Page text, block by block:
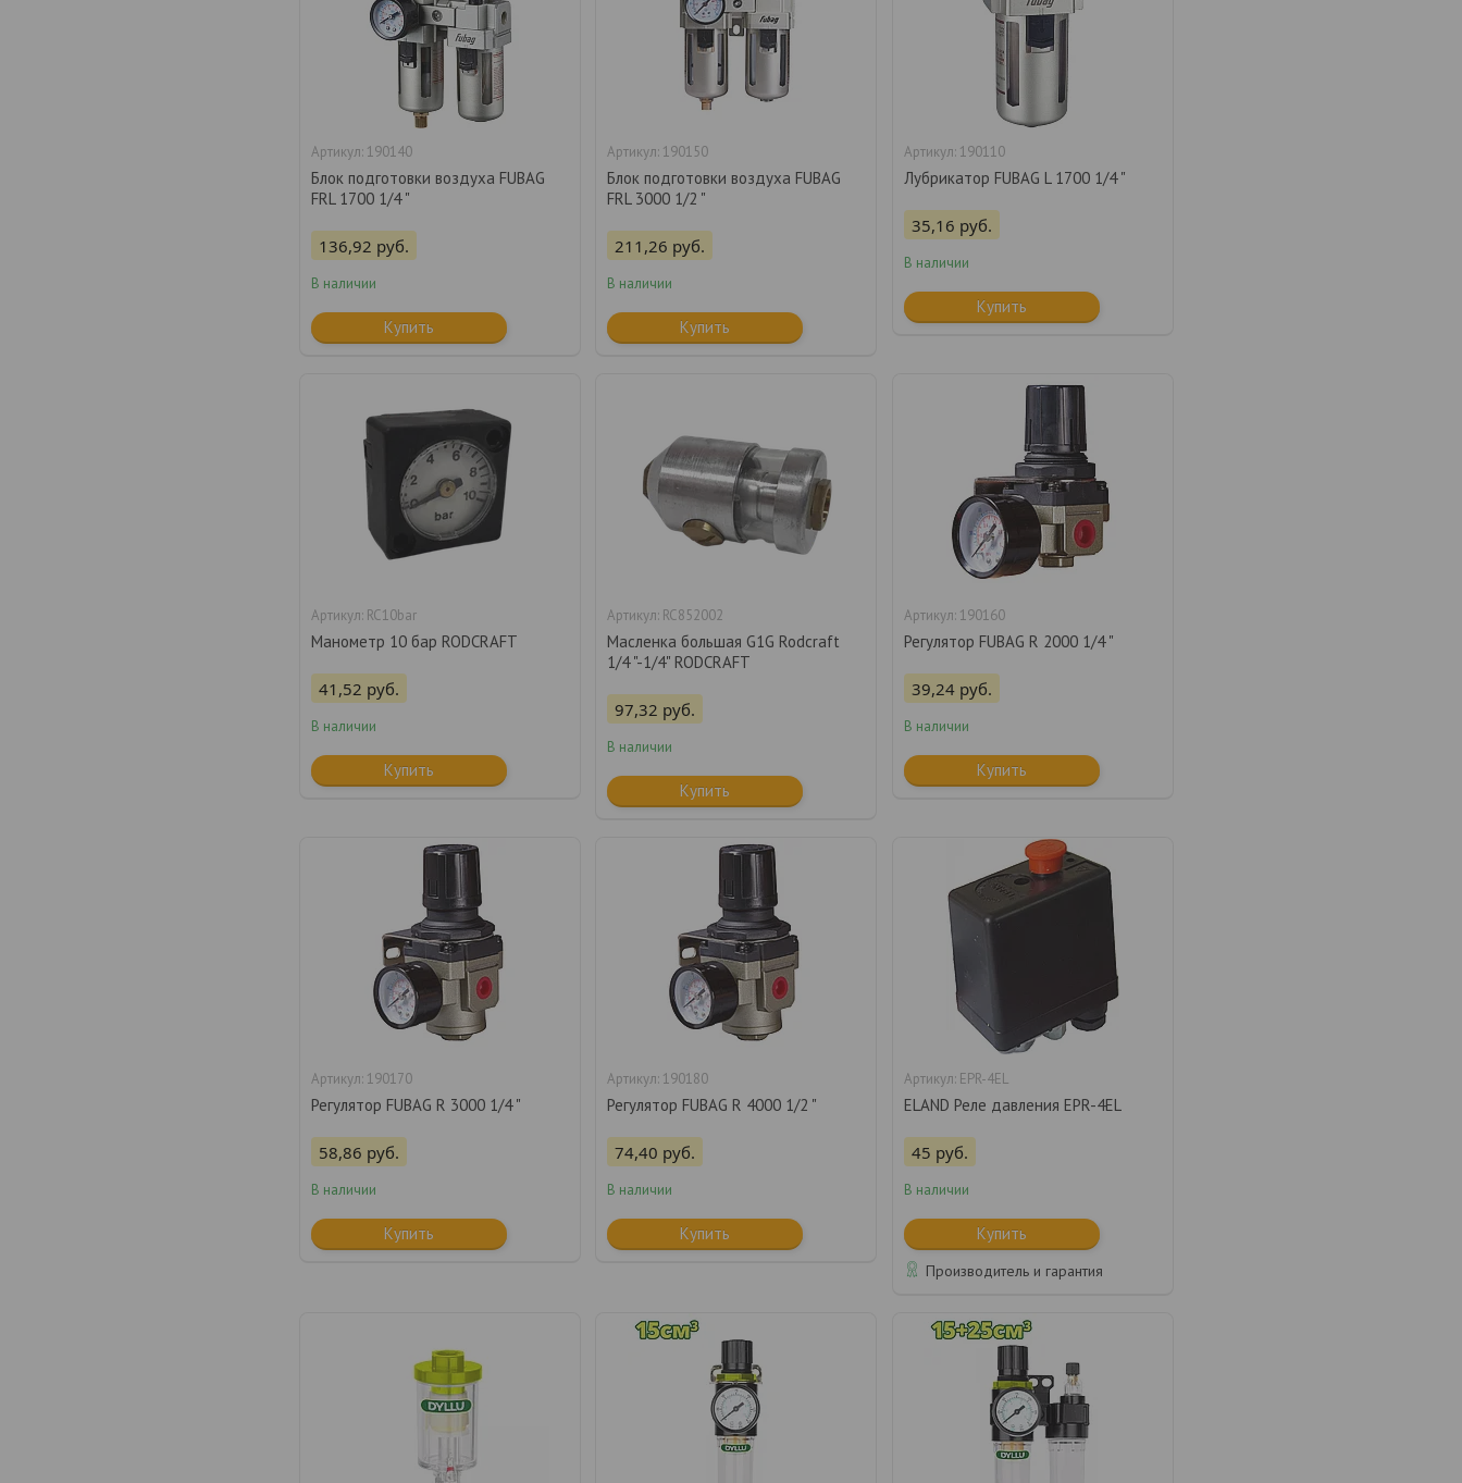
190140
Блок подготовки воздуха FUBAG
FRL 1700 1/4 "
136,92 руб.
В наличии
Купить
190150
Блок подготовки воздуха FUBAG
FRL 3000 1/2 "
211,26 руб.
В наличии
Купить
190110
Лубрикатор FUBAG L 1700 1/4 "
35,16 руб.
В наличии
Купить
RC10bar
Манометр 10 бар RODCRAFT
41,52 руб.
В наличии
Купить
RC852002
Масленка большая G1G Rodcraft
1/4 "-1/4" RODCRAFT
97,32 руб.
В наличии
Купить
190160
Регулятор FUBAG R 2000 1/4 "
39,24 руб.
В наличии
Купить
190170
Регулятор FUBAG R 3000 1/4 "
58,86 руб.
В наличии
Купить
190180
Регулятор FUBAG R 4000 1/2 "
74,40 руб.
В наличии
Купить
EPR-4EL
ELAND Реле давления EPR-4EL
45 руб.
В наличии
Купить
Производитель и гарантия